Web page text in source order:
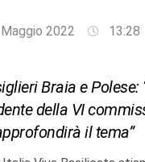
2022 13:28
Braia e
della VI
il tema”